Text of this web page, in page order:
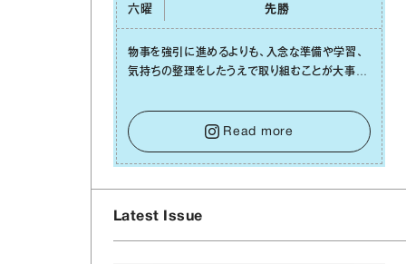
六曜 先勝
物事を強引に進めるよりも、⼊念な準備や学習、
気持ちの整理をしたうえで取り組むことが⼤事な
も焦らないで。意思を伝える⼯夫をしたり、あなた
⾃⾝や疲れていそうな⼈をいたわることに時間を
使いましょう。ここでしっかりとエネルギーを蓄
え、困難を乗り越える⼒に変えましょう。
Read more
Latest Issue